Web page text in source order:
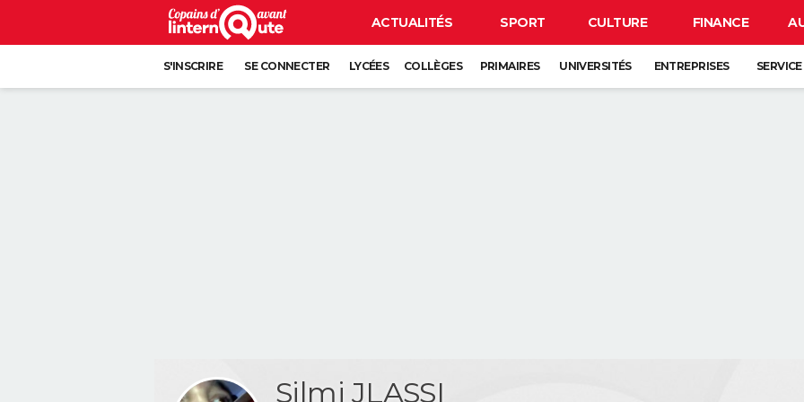
ACTUALITÉS SPORT CULTURE FINANCE
S'INSCRIRE SE CONNECTER LYCÉES COLLÈGES PRIMAIRES UNIVERSITÉS ENTREPRISES
Silmi JLASSI